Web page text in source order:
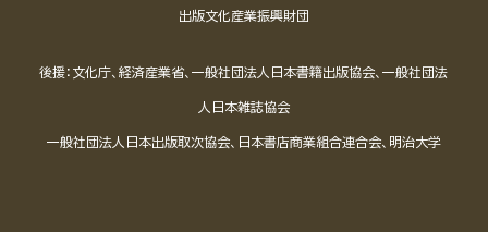
出版文化産業振興財団
後援：文化庁、経済産業省、一般社団法人日本書籍出版協会、一般社団法
人日本雑誌協会
一般社団法人日本出版取次協会、日本書店商業組合連合会、明治大学